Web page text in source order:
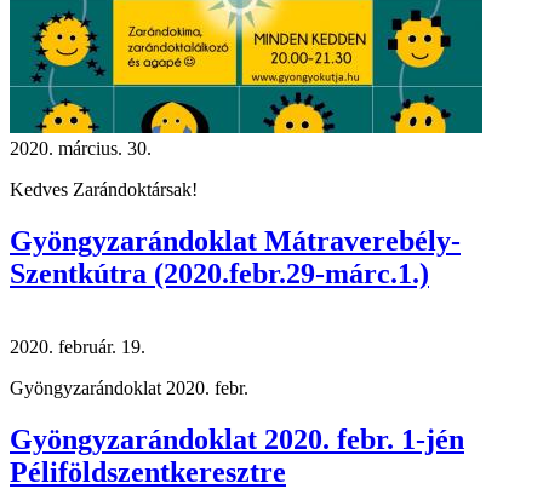
2020. március. 30.
Kedves Zarándoktársak!
Gyöngyzarándoklat Mátraverebély-
Szentkútra (2020.febr.29-márc.1.)
2020. február. 19.
Gyöngyzarándoklat 2020. febr.
Gyöngyzarándoklat 2020. febr. 1-jén
Péliföldszentkeresztre